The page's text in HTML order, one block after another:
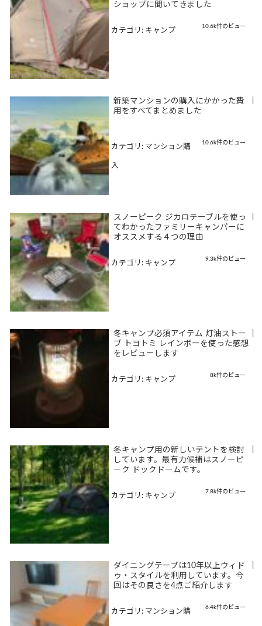
ショップに聞いてきました
10.6k件のビュー
カテゴリ: キャンプ
新築マンションの購入にかかった費
用をすべてまとめました
10.6k件のビュー
カテゴリ: マンション購
入
スノーピーク ジカロテーブルを使っ
てわかったファミリーキャンパーに
オススメする４つの理由
9.3k件のビュー
カテゴリ: キャンプ
冬キャンプ必須アイテム 灯油ストー
ブ トヨトミ レインボーを使った感想
をレビューします
8k件のビュー
カテゴリ: キャンプ
冬キャンプ用の新しいテントを検討
しています。最有力候補はスノーピ
ーク ドックドームです。
7.8k件のビュー
カテゴリ: キャンプ
ダイニングテーブは10年以上ウィド
ゥ・スタイルを利用しています。今
回はその良さを4点ご紹介します
6.4k件のビュー
カテゴリ: マンション購